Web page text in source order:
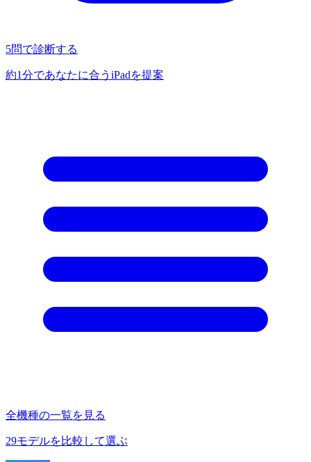
5問で診断する
約1分であなたに合うiPadを提案
全機種の一覧を見る
29モデルを比較して選ぶ